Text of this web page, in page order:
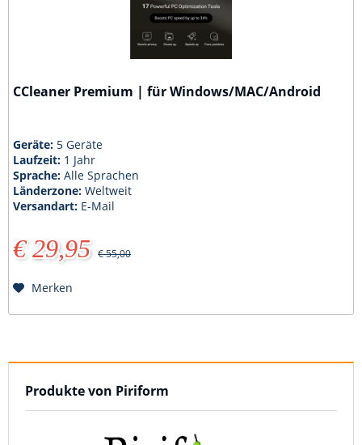
CCleaner Premium | für Windows/MAC/Android
Geräte: 5 Geräte
Laufzeit: 1 Jahr
Sprache:Alle Sprachen
Länderzone:Weltweit
Versandart: E-Mail
€ 29,95 € 55,00
Merken
Produkte von Piriform